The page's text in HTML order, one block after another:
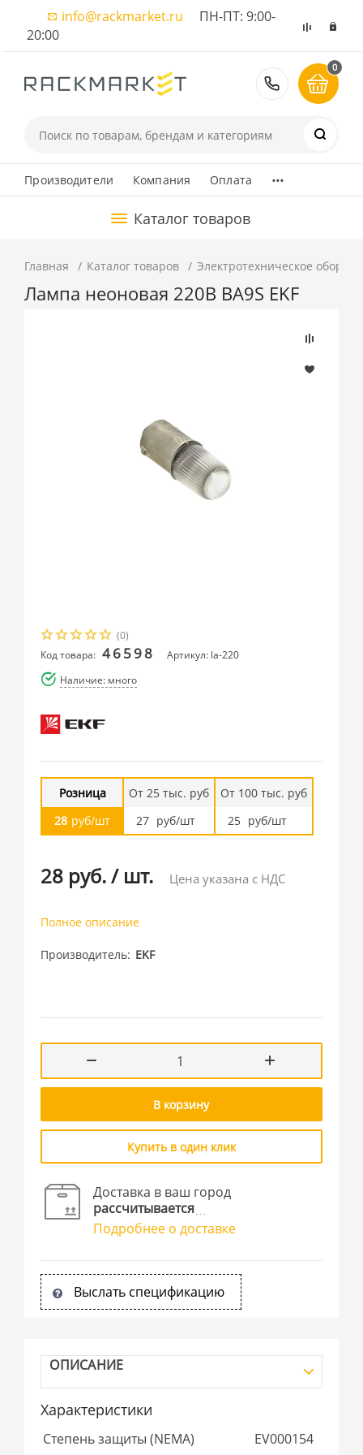
info@rackmarket.ru ПН-ПТ: 9:00-
20:00
8 (495)
0
Производители Компания Оплата ...
Каталог товаров
Главная Каталог товаров Электротехническое
Лампа неоновая 220В BA9S EKF
(0)
Код товара: 46598
Артикул: la-220
Наличие: много
Розница
28 руб/шт
От 25 тыс. руб
27 руб/шт
От 100 тыс. руб
25 руб/шт
28 руб./ шт. Цена указана с НДС
Полное описание
Производитель EKF
В корзину
Купить в один клик
Доставка в ваш город
рассчитывается
Подробнее о доставке
Выслать спецификацию
ОПИСАНИЕ
Характеристики
Степень защиты (NEMA)
EV000154